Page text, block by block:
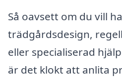
Så oavsett om du vill
trädgårdsdesign,
eller specialiserad
är det klokt att anlita